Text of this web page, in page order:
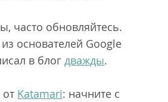
часто обновляйтесь.
основателей Google
в блогдважды.
от Katamari: начните с